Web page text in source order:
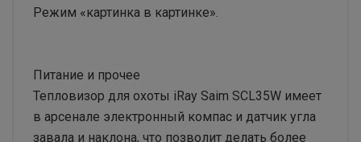
Режим «картинка в картинке».
Питание и прочее
Тепловизор для охоты iRay Saim SCL35W имеет
в арсенале электронный компас и датчик угла
завала и наклона, что позволит делать более